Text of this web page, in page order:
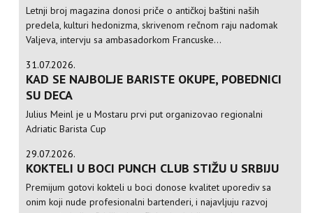
Letnji broj magazina donosi priče o antičkoj baštini naših
predela, kulturi hedonizma, skrivenom rečnom raju nadomak
Valjeva, intervju sa ambasadorkom Francuske...
31.07.2026.
KAD SE NAJBOLJE BARISTE OKUPE, POBEDNICI
SU DECA
Julius Meinl je u Mostaru prvi put organizovao regionalni
Adriatic Barista Cup
29.07.2026.
KOKTELI U BOCI PUNCH CLUB STIŽU U SRBIJU
Premijum gotovi kokteli u boci donose kvalitet uporediv sa
onim koji nude profesionalni bartenderi, i najavljuju razvoj